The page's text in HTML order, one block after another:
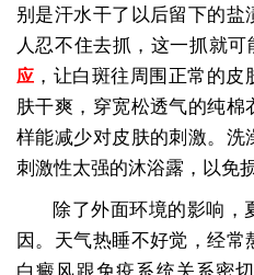
别是汗水干了以后留下的盐
人忍不住去抓，这一抓就
应 ，让白斑往周围正常的
肤干爽，穿宽松透气的纯
样能减少对皮肤的刺激。洗
刺激性太强的沐浴露，以免
除了外面环境的影响，
因。天气热睡不好觉，经常